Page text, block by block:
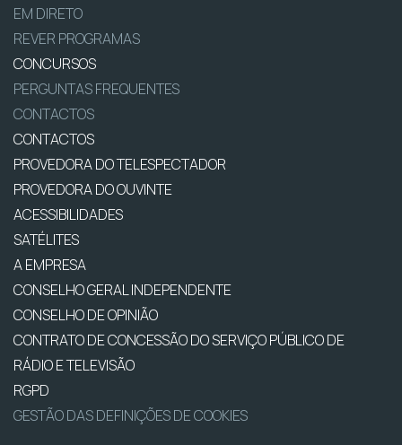
EM DIRETO
REVER PROGRAMAS
CONCURSOS
PERGUNTAS FREQUENTES
CONTACTOS
CONTACTOS
PROVEDORA DO TELESPECTADOR
PROVEDORA DO OUVINTE
ACESSIBILIDADES
SATÉLITES
A EMPRESA
CONSELHO GERAL INDEPENDENTE
CONSELHO DE OPINIÃO
CONTRATO DE CONCESSÃO DO SERVIÇO PÚBLICO DE
RÁDIO E TELEVISÃO
RGPD
GESTÃO DAS DEFINIÇÕES DE COOKIES